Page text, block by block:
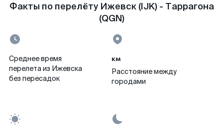
Факты по перелёту Ижевск (IJK) - Таррагона
(QGN)
Среднее время
перелета из Ижевска
без пересадок
км
Расстояние между
городами